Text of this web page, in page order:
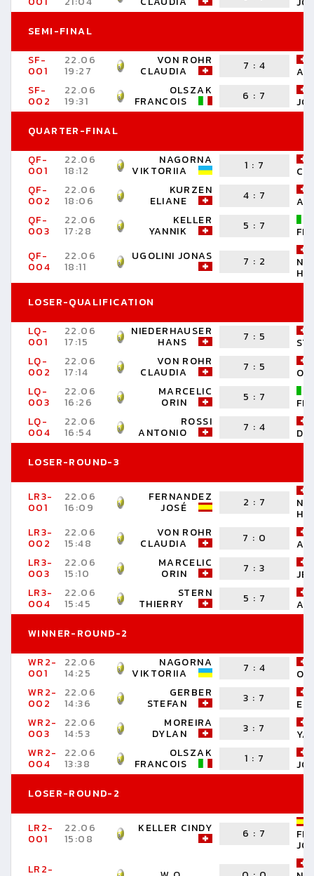
SEMI-FINAL
SF-
001
22.06
19:27
VON ROHR
CLAUDIA 7 : 4
SF-
002
22.06
19:31
OLSZAK
FRANCOIS 6 : 7
QUARTER-FINAL
QF-
001
22.06
18:12
NAGORNA
VIKTORIIA 1 : 7
QF-
002
22.06
18:06
KURZEN
ELIANE 4 : 7
QF-
003
22.06
17:28
KELLER
YANNIK 5 : 7
QF-
004
22.06
18:11
UGOLINI JONAS 7 : 2
LOSER-QUALIFICATION
LQ-
001
22.06
17:15
NIEDERHAUSER
HANS 7 : 5
LQ-
002
22.06
17:14
VON ROHR
CLAUDIA 7 : 5
LQ-
003
22.06
16:26
MARCELIC
ORIN 5 : 7
LQ-
004
22.06
16:54
ROSSI
ANTONIO 7 : 4
LOSER-ROUND-3
LR3-
001
22.06
16:09
FERNANDEZ
JOSÉ 2 : 7
LR3-
002
22.06
15:48
VON ROHR
CLAUDIA 7 : 0
LR3-
003
22.06
15:10
MARCELIC
ORIN 7 :3
LR3-
004
22.06
15:45
STERN
THIERRY 5 : 7
WINNER-ROUND-2
WR2-
001
22.06
14:25
NAGORNA
VIKTORIIA 7 : 4
WR2-
002
22.06
14:36
GERBER
STEFAN 3 : 7
WR2-
003
22.06
14:53
MOREIRA
DYLAN 3 : 7
WR2-
004
22.06
13:38
OLSZAK
FRANCOIS 1 : 7
LOSER-ROUND-2
LR2-
001
22.06
15:08
KELLER CINDY 6 : 7
LR2-